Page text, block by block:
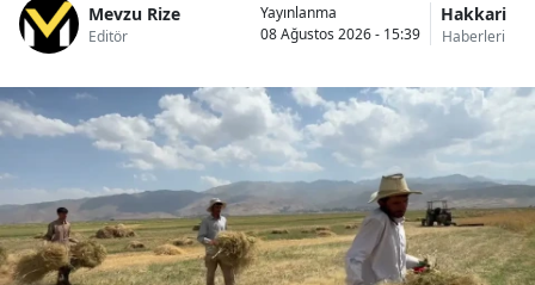
Mevzu Rize
Editör
Yayınlanma
08 Ağustos 2026 - 15:39
Hakkari
Haberleri